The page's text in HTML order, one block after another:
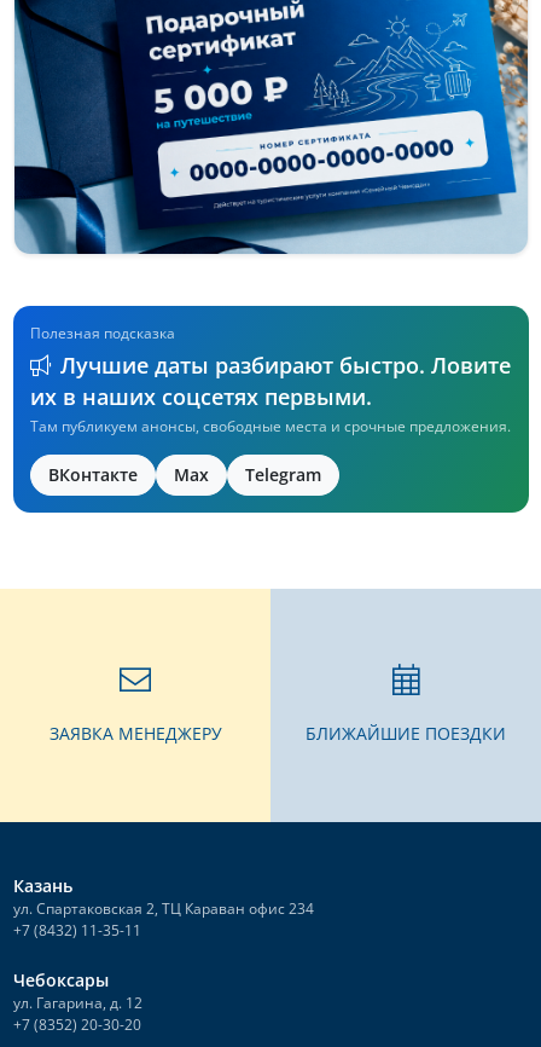
Полезная подсказка
Лучшие даты разбирают быстро. Ловите
их в наших соцсетях первыми.
Там публикуем анонсы, свободные места и срочные предложения.
ВКонтакте Max Telegram
ЗАЯВКА МЕНЕДЖЕРУ БЛИЖАЙШИЕ ПОЕЗДКИ
Казань
ул. Спартаковская 2, ТЦ Караван офис 234
+7 (8432) 11-35-11
Чебоксары
ул. Гагарина, д. 12
+7 (8352) 20-30-20